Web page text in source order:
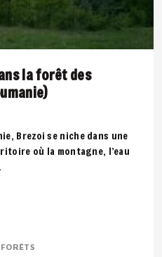
la forêt des
Brezoi se niche dans une
où la montagne, l’eau
FORÊTS